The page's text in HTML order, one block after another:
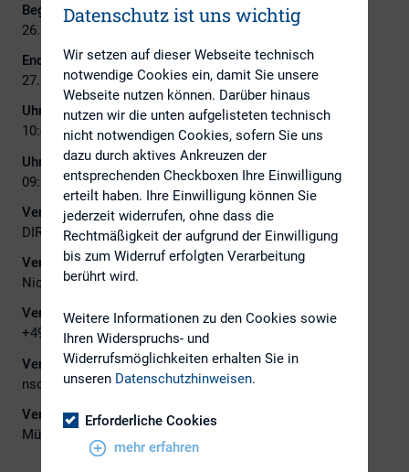
Beginn:
26. Januar 2023
Ende:
27. Januar 2023
Uhrzeit 26. Januar 2023:
10:45
Uhrzeit 27. Januar 2023:
09:30 - 14:00
Veranstalter:
DIRK
Veranstalter Ansprechpartner:
Nicole Schulz
Veranstalter Telefon:
+496995909490
Veranstalter E-Mail:
nschulz@dirk.org
Veranstaltungsort:
München
Datenschutz ist uns wichtig
Wir setzen auf dieser Webseite technisch
notwendige Cookies ein, damit Sie unsere
Webseite nutzen können. Darüber hinaus
nutzen wir die unten aufgelisteten technisch
nicht notwendigen Cookies, sofern Sie uns
dazu durch aktives Ankreuzen der
entsprechenden Checkboxen Ihre Einwilligung
erteilt haben. Ihre Einwilligung können Sie
jederzeit widerrufen, ohne dass die
Rechtmäßigkeit der aufgrund der Einwilligung
bis zum Widerruf erfolgten Verarbeitung
berührt wird.
Weitere Informationen zu den Cookies sowie
Ihren Widerspruchs- und
Widerrufsmöglichkeiten erhalten Sie in
unseren Datenschutzhinweisen.
Erforderliche Cookies
mehr erfahren